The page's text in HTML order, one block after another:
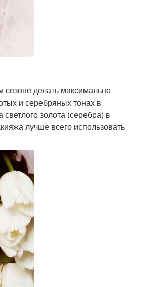
сезоне делать максимально
и серебряных тонах в
золота (серебра) в
лучше всего использовать